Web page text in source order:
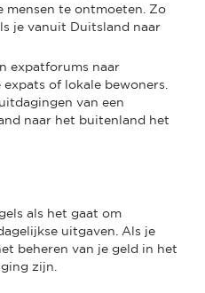
mensen te ontmoeten. Zo
je vanuit Duitsland naar
expatforums naar
of lokale bewoners.
van een
naar het buitenland het
als het gaat om
uitgaven. Als je
beheren van je geld in het
zijn.